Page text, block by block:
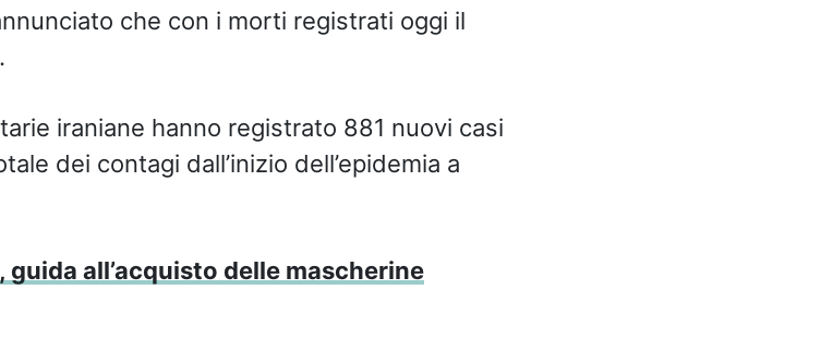
che con i morti registrati oggi il
iraniane hanno registrato 881 nuovi casi
dei contagi dall’inizio dell’epidemia a
guida all’acquisto delle mascherine